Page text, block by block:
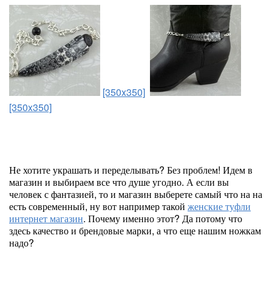
[350x350]
[350x350]
Не хотите украшать и переделывать? Без проблем! Идем в
магазин и выбираем все что душе угодно. А если вы
человек с фантазией, то и магазин выберете самый что на на
есть современный, ну вот например такой женские туфли
интернет магазин. Почему именно этот? Да потому что
здесь качество и брендовые марки, а что еще нашим ножкам
надо?